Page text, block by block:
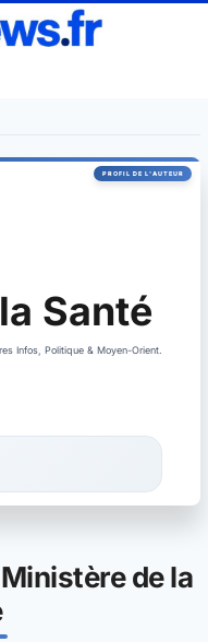
Santé
Infos, Politique & Moyen-Orient.
de la